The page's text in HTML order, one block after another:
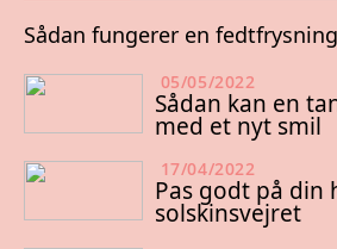
Sådan fungerer en fedtfrysning
05/05/2022
Sådan kan en
med et nyt smil
17/04/2022
Pas godt på din
solskinsvejret